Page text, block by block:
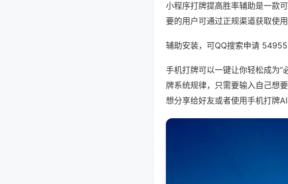
小程序打牌提高胜率辅助是一款
要的用户可通过正规渠道获取使用
辅助安装，可QQ搜索申请
手机打牌可以一键让你轻松成为“
牌系统规律，只需要输入自己想
想分享给好友或者使用手机打牌AI